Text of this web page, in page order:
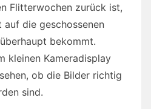
Flitterwochen zurück ist,
die geschossenen
bekommt.
kleinen Kameradisplay
ob die Bilder richtig
sind.